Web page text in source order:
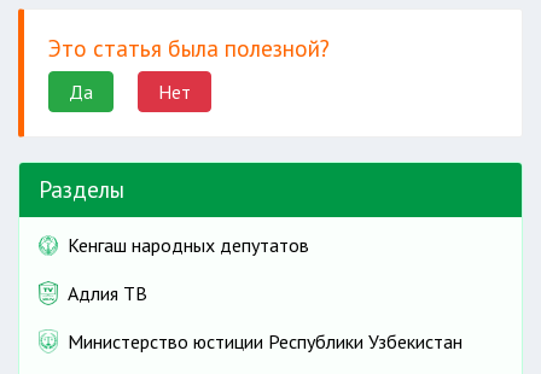
Это статья была полезной?
Да Нет
Разделы
Кенгаш народных депутатов
Адлия ТВ
Министерство юстиции Республики Узбекистан